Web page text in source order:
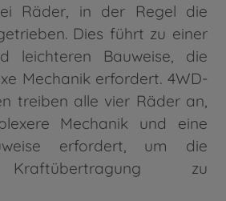
Räder, in der Regel die
Dies führt zu einer
leichteren Bauweise, die
Mechanik erfordert. 4WD-
treiben alle vier Räder an,
Mechanik und eine
erfordert, um die
zu